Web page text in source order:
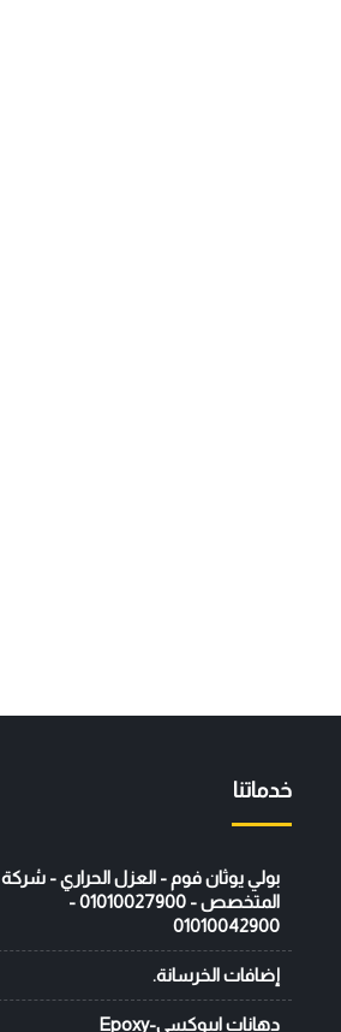
خدماتنا
بولي يوثان فوم - العزل الحراري - شركة
المتخصص - 01010027900 -
01010042900
إضافات الخرسانة.
دهانات ايبوكسي-Epoxy